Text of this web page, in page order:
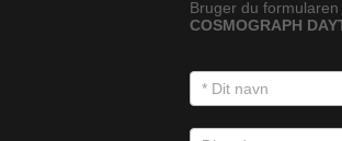
Bruger du
COSMOGRAPH